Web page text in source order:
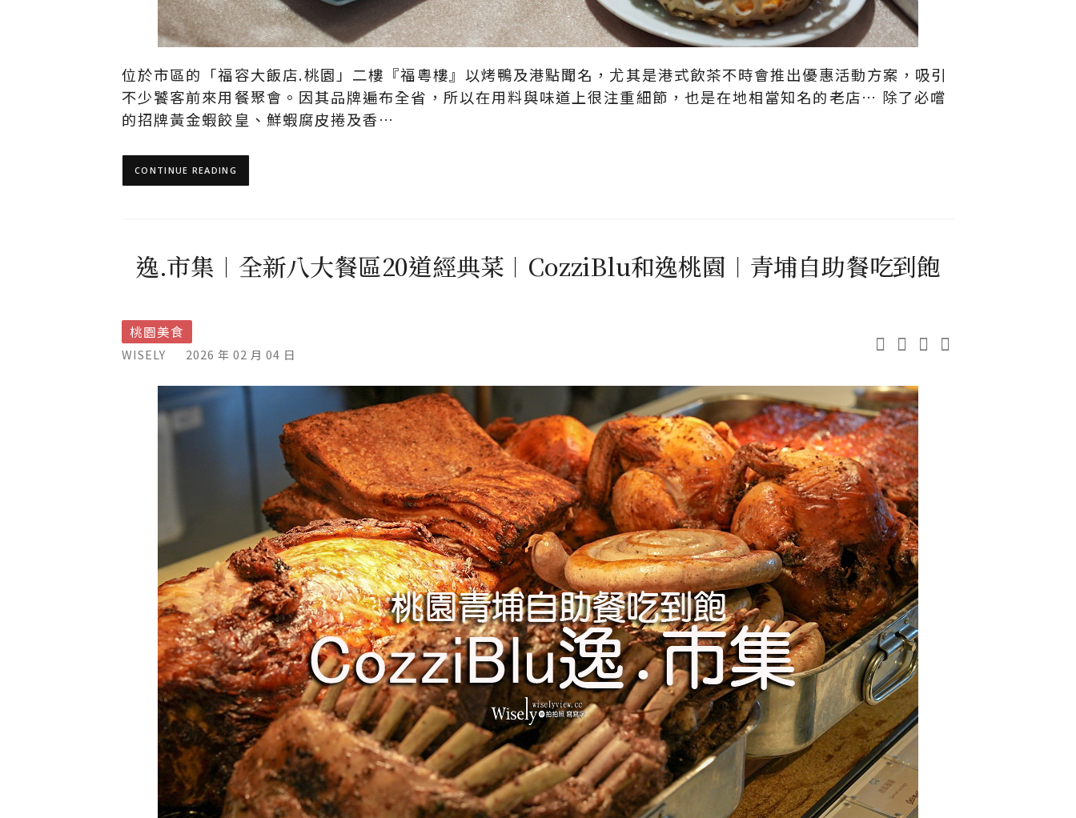
位於市區的「福容大飯店.桃園」二樓『福粵樓』以烤鴨及港點聞名，尤其是港式飲茶不時會推出優惠活動方案，吸引
不少饕客前來用餐聚會。因其品牌遍布全省，所以在用料與味道上很注重細節，也是在地相當知名的老店… 除了必嚐
的招牌黃金蝦餃皇、鮮蝦腐皮捲及香…
CONTINUE READING
逸.市集︱全新八大餐區20道經典菜︱CozziBlu和逸桃園︱青埔自助餐吃到飽
桃園美食
WISELY 2026 年 02 月 04 日